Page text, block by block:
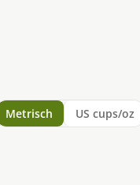
Metrisch US cups/oz